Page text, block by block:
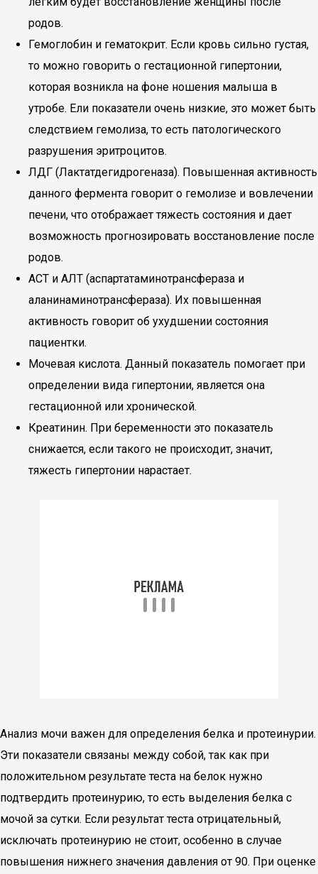
родов.
Гемоглобин и гематокрит. Если кровь сильно густая,
то можно говорить о гестационной гипертонии,
которая возникла на фоне ношения малыша в
утробе. Ели показатели очень низкие, это может быть
следствием гемолиза, то есть патологического
разрушения эритроцитов.
ЛДГ (Лактатдегидрогеназа). Повышенная активность
данного фермента говорит о гемолизе и вовлечении
печени, что отображает тяжесть состояния и дает
возможность прогнозировать восстановление после
родов.
АСТ и АЛТ (аспартатаминотрансфераза и
аланинаминотрансфераза). Их повышенная
активность говорит об ухудшении состояния
пациентки.
Мочевая кислота. Данный показатель помогает при
определении вида гипертонии, является она
гестационной или хронической.
Креатинин. При беременности это показатель
снижается, если такого не происходит, значит,
тяжесть гипертонии нарастает.
Анализ мочи важен для определения белка и протеинурии.
Эти показатели связаны между собой, так как при
положительном результате теста на белок нужно
подтвердить протеинурию, то есть выделения белка с
мочой за сутки. Если результат теста отрицательный,
исключать протеинурию не стоит, особенно в случае
повышения нижнего значения давления от 90. При оценке